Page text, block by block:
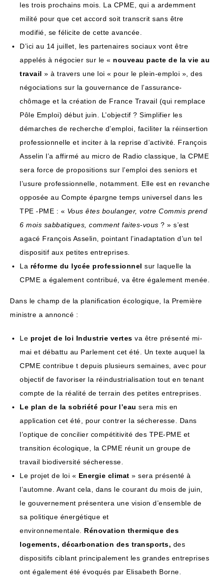
les trois prochains mois. La CPME, qui a ardemment
milité pour que cet accord soit transcrit sans être
modifié, se félicite de cette avancée.
D’ici au 14 juillet, les partenaires sociaux vont être
appelés à négocier sur le « nouveau pacte de la vie au
travail » à travers une loi « pour le plein-emploi », des
négociations sur la gouvernance de l’assurance-
chômage et la création de France Travail (qui remplace
Pôle Emploi) début juin. L’objectif ? Simplifier les
démarches de recherche d’emploi, faciliter la réinsertion
professionnelle et inciter à la reprise d’activité. François
Asselin l’a affirmé au micro de Radio classique, la CPME
sera force de propositions sur l’emploi des seniors et
l’usure professionnelle, notamment. Elle est en revanche
opposée au Compte épargne temps universel dans les
TPE -PME : « Vous êtes boulanger, votre Commis prend
6 mois sabbatiques, comment faites-vous ? » s’est
agacé François Asselin, pointant l’inadaptation d’un tel
dispositif aux petites entreprises.
La réforme du lycée professionnel sur laquelle la
CPME a également contribué, va être également menée.
Dans le champ de la planification écologique, la Première
ministre a annoncé :
Le projet de loi Industrie vertes va être présenté mi-
mai et débattu au Parlement cet été. Un texte auquel la
CPME contribue t depuis plusieurs semaines, avec pour
objectif de favoriser la réindustrialisation tout en tenant
compte de la réalité de terrain des petites entreprises.
Le plan de la sobriété pour l’eau sera mis en
application cet été, pour contrer la sécheresse. Dans
l’optique de concilier compétitivité des TPE-PME et
transition écologique, la CPME réunit un groupe de
travail biodiversité sécheresse.
Le projet de loi « Energie climat » sera présenté à
l’automne. Avant cela, dans le courant du mois de juin,
le gouvernement présentera une vision d’ensemble de
sa politique énergétique et
environnementale. Rénovation thermique des
logements, décarbonation des transports, des
dispositifs ciblant principalement les grandes entreprises
ont également été évoqués par Elisabeth Borne.